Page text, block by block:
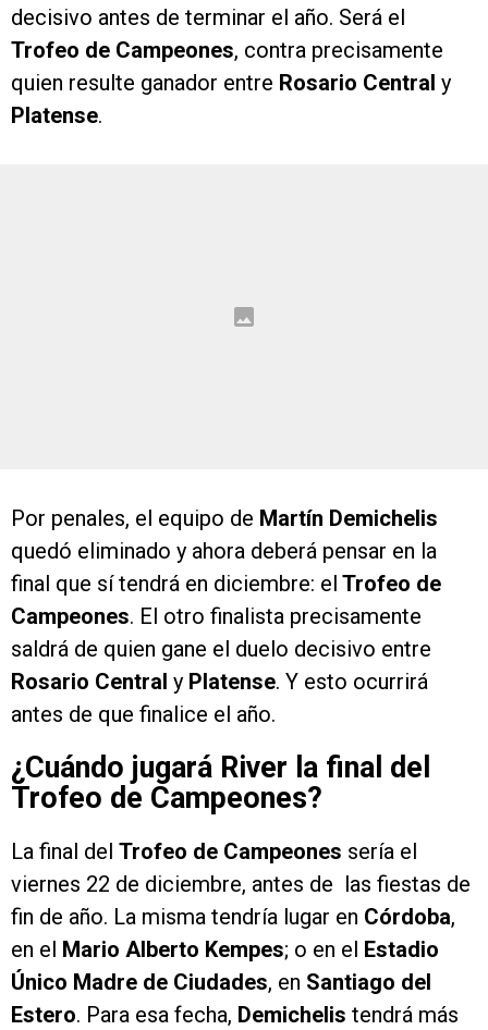
decisivo antes de terminar el año. Será el
Trofeo de Campeones, contra precisamente
quien resulte ganador entre Rosario Central y
Platense.
Por penales, el equipo de Martín Demichelis
quedó eliminado y ahora deberá pensar en la
final que sí tendrá en diciembre: el Trofeo de
Campeones. El otro finalista precisamente
saldrá de quien gane el duelo decisivo entre
Rosario Central y Platense. Y esto ocurrirá
antes de que finalice el año.
¿Cuándo jugará River la final del
Trofeo de Campeones?
La final del Trofeo de Campeones sería el
viernes 22 de diciembre, antes de las fiestas de
fin de año. La misma tendría lugar en Córdoba,
en el Mario Alberto Kempes; o en el Estadio
Único Madre de Ciudades, en Santiago del
Estero. Para esa fecha, Demichelis tendrá más